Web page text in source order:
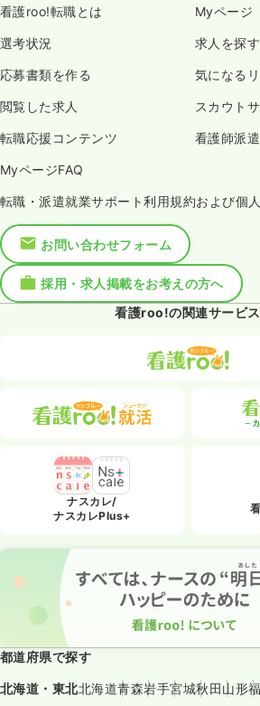
看護roo!転職とは Myページ
選考状況 求人を探す
応募書類を作る 気になる
閲覧した求人 スカウト
転職応援コンテンツ 看護師派
MyページFAQ
転職・派遣就業サポート利用規約および個
お問い合わせフォーム
採用・求人掲載をお考えの方へ
看護roo!の関連サービス
ナスカレ/
ナスカレPlus+
都道府県で探す
北海道・東北北海道青森岩手宮城秋田山形